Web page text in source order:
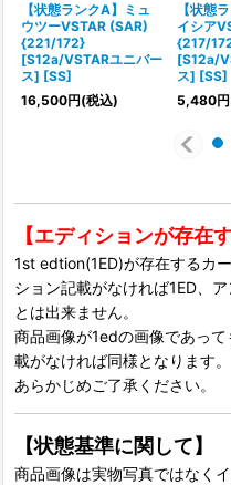
【状態ランクA】ミュ
ウツーVSTAR (SAR)
{221/172}
[S12a/VSTARユニバー
ス] [SS]
16,500円(税込)
【状態
イシア
{217/
[S12a/
ス] [SS]
5,480円
【エディションが存在
1st edtion(1ED)が存在するカ
ション記載がなければ1ED、
とは出来ません。
商品画像が1edの画像であっ
載がなければ同様となります。
あらかじめご了承ください。
【状態基準に関して】
商品画像は実物写真ではなく